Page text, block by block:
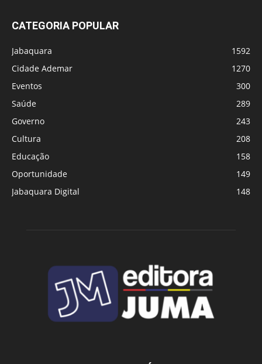
CATEGORIA POPULAR
Jabaquara
1592
Cidade Ademar
1270
Eventos
300
Saúde
289
Governo
243
Cultura
208
Educação
158
Oportunidade
149
Jabaquara Digital
148